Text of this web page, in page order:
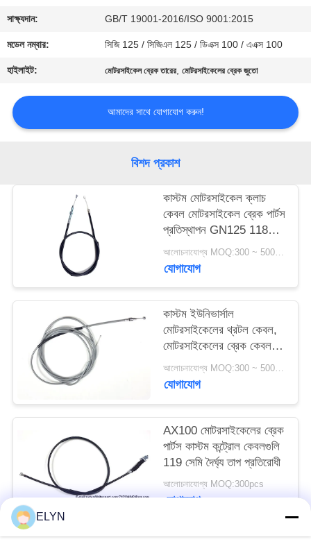
উদ্ধৃতির
জন্য
আবেদন
সাইট
ম্যাপ
PRIVACY
POLICY
সাক্ষ্যদান: GB/T 19001-2016/ISO 9001:2015
মডেল নম্বার: সিজি 125 / সিজিএল 125 / ডিএক্স 100 / এএক্স 100
হাইলাইট: মোটরসাইকেল ব্রেক তারের,মোটরসাইকেলের ব্রেক জুতো
আমাদের সাথে যোগাযোগ করুন!
বিশদ প্রকাশ
কাস্টম মোটরসাইকেল ক্লাচ
কেবল মোটরসাইকেল ব্রেক পার্টস
প্রতিস্থাপন GN125 118
আলোচনাযোগ্য MOQ:300 ~ 500pcs
যোগাযোগ
কাস্টম ইউনিভার্সাল
মোটরসাইকেলের থ্রটল কেবল,
মোটরসাইকেলের ব্রেক কেবল
যন্ত্রাংশ BAJAJ205
আলোচনাযোগ্য MOQ:300 ~ 500pcs
যোগাযোগ
AX100 মোটরসাইকেলের ব্রেক
পার্টস কাস্টম কন্ট্রোল কেবলগুলি
119 সেমি দৈর্ঘ্য তাপ প্রতিরোধী
আলোচনাযোগ্য MOQ:300pcs
যোগাযোগ
ELYN